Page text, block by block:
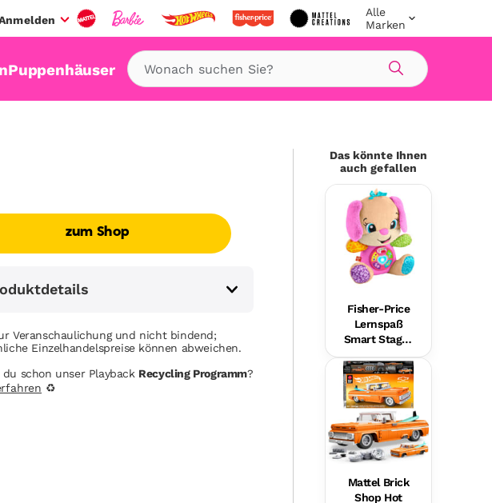
Alle
Marken
Puppenhäuser
Suche
zum Shop
Veranschaulichung und nicht bindend;
Einzelhandelspreise können abweichen.
du schon unser Playback Recycling Programm?
♻
Das könnte Ihnen
auch gefallen
Fisher-Price
Lernspaß
Smart Stages
Plüsch-
Hundefreund
in Für Babys,
Musikalische
s
Lernspielzeu
g,
Mehrsprachi
ge Version
Mattel Brick
Shop Hot